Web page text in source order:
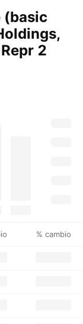
(basic
2
% cambio